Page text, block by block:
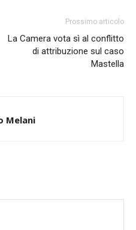
Prossimo articolo
La Camera vota sì al conflitto
di attribuzione sul caso
Mastella
Melani